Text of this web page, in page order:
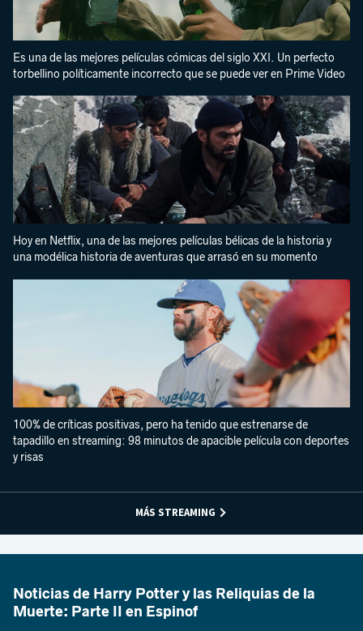
Es una de las mejores películas cómicas del siglo XXI. Un perfecto
torbellino políticamente incorrecto que se puede ver en Prime Video
Hoy en Netflix, una de las mejores películas bélicas de la historia y
una modélica historia de aventuras que arrasó en su momento
100% de críticas positivas, pero ha tenido que estrenarse de
tapadillo en streaming: 98 minutos de apacible película con deportes
y risas
MÁS STREAMING
Noticias de Harry Potter y las Reliquias de la
Muerte: Parte II en Espinof